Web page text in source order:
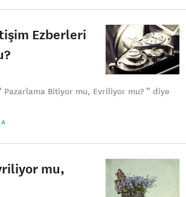
Ezberleri
Pazarlama Bitiyor mu, Evriliyor mu? ” diye
mu,